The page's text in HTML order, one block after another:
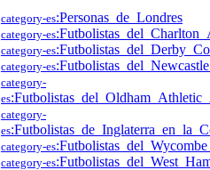
category-es:Personas_de_Londres
category-es
category-es
category-es
category-
es
category-
es
category-es
category-es